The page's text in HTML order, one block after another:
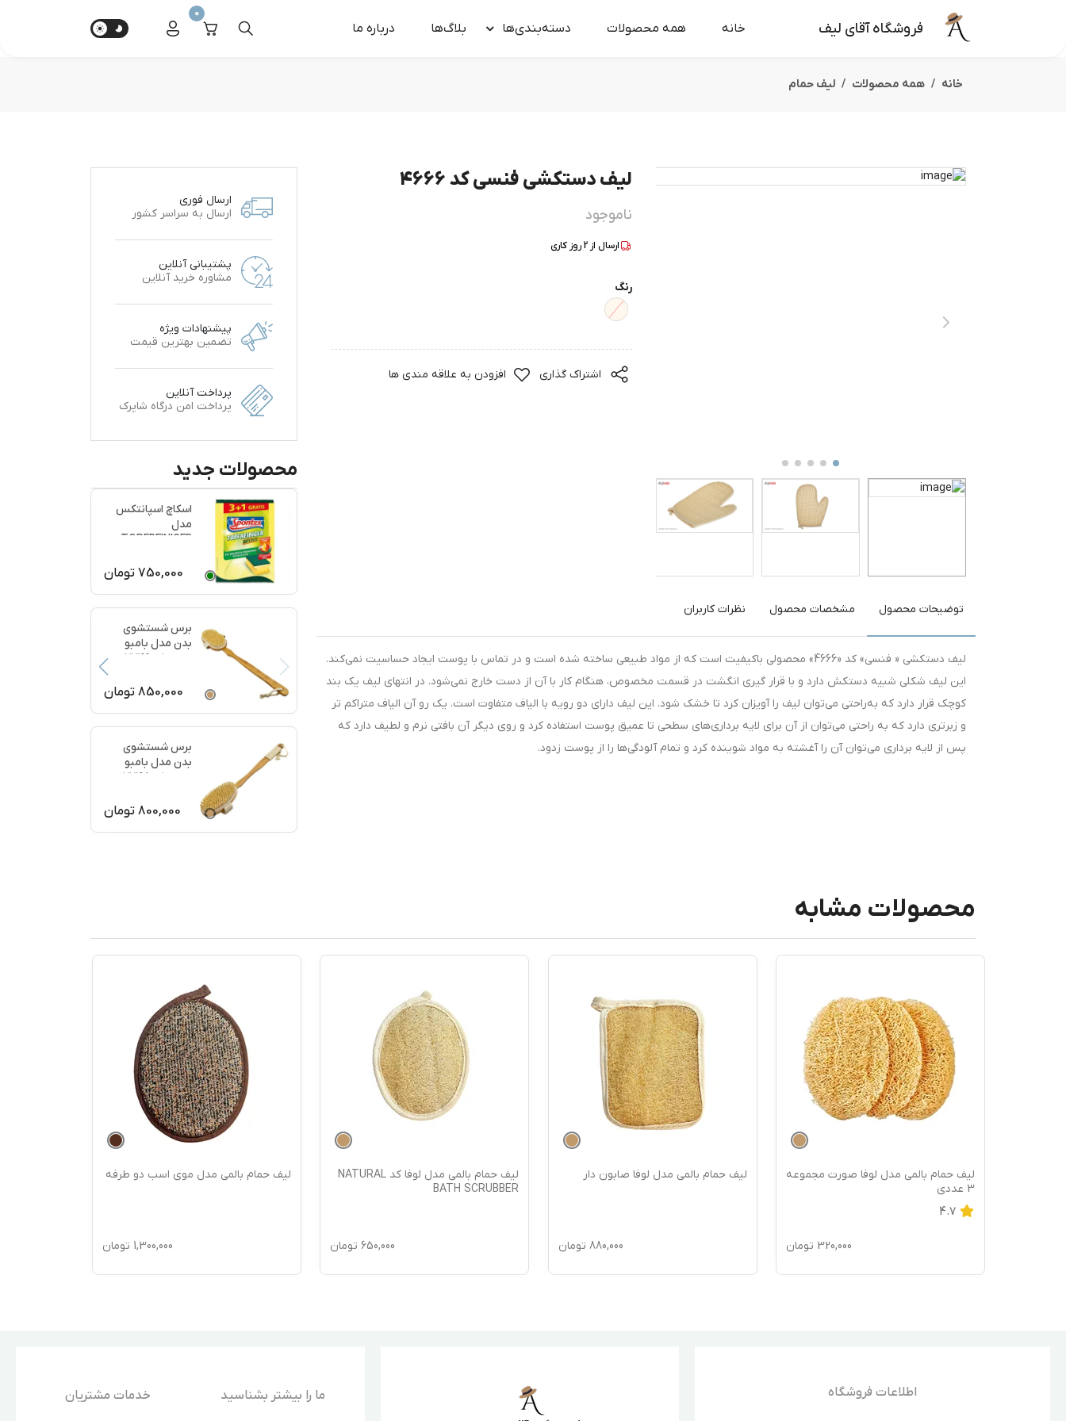
فروشگاه آقای لیف خانه همه محصولات دسته‌بندی‌ها بلاگ‌ها درباره‌ ما
0
خانه همه محصولات لیف حمام
لیف دستکشی فنسی کد 4666
ناموجود
ارسال از 2روز کاری
رنگ
اشتراک گذاری افزودن به علاقه مندی ها
توضیحات محصول مشخصات محصول نظرات کاربران
لیف دستکشی « فنسی» کد «4666» محصولی باکیفیت است که از مواد طبیعی ساخته شده است و در تماس با پوست ایجاد حساسیت نمی‌کند.
این لیف شکلی شبیه دستکش دارد و با قرار گیری انگشت در قسمت مخصوص، هنگام کار با آن از دست خارج نمی‌شود. در انتهای لیف یک بند
کوچک قرار دارد که به‌راحتی می‌توان لیف را آویزان کرد تا خشک شود. این لیف دارای دو رویه با الیاف متفاوت است. یک رو آن الیاف متراکم تر
و زبرتری دارد که به راحتی می‌توان از آن برای لایه برداری‌های سطحی تا عمیق پوست استفاده کرد و روی دیگر آن بافتی نرم و لطیف دارد که
پس از لایه برداری می‌توان آن را آغشته به مواد شوینده کرد و تمام آلودگی‌ها را از پوست زدود.
ارسال فوری
ارسال به سراسر کشور
پشتیبانی آنلاین
مشاوره خرید آنلاین
پیشنهادات ویژه
تضمین بهترین قیمت
پرداخت آنلاین
پرداخت امن درگاه شاپرک
محصولات جدید
اسکاچ اسپانتکس
مدل
TOPFREINIGER
750,000 تومان
برس شستشوی
بدن مدل بامبو
ماساژ کد 77199
850,000 تومان
برس شستشوی
بدن مدل بامبو
ماساژ کد 77198
800,000 تومان
محصولات مشابه
لیف حمام بالمی مدل لوفا صورت مجموعه
3 عددی
4.7
320,000 تومان
لیف حمام بالمی مدل لوفا صابون دار
880,000 تومان
لیف حمام بالمی مدل لوفا کد NATURAL
BATH SCRUBBER
650,000 تومان
لیف حمام بالمی مدل موی اسب دو طرفه
1,300,000 تومان
اطلاعات فروشگاه ما را بیشتر بشناسید خدمات مشتریان